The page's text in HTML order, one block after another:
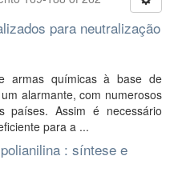
para neutralização
armas químicas à base de
alarmante, com numerosos
países. Assim é necessário
para a ...
: síntese e